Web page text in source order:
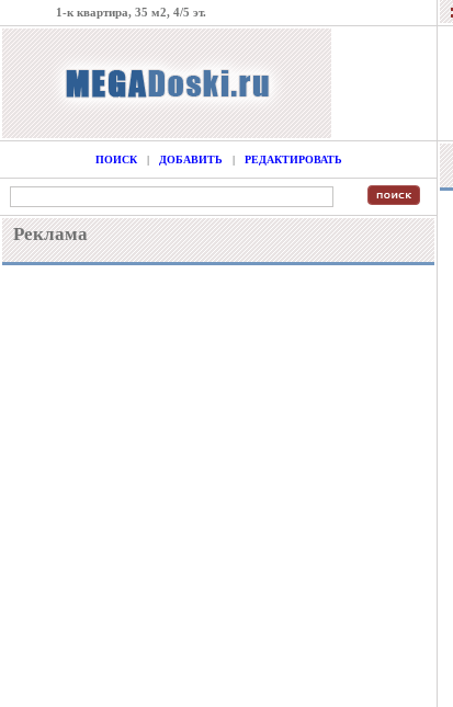
1-к квартира, 35 м2, 4/5 эт.
ПОИСК| ДОБАВИТЬ | РЕДАКТИРОВАТЬ
Реклама